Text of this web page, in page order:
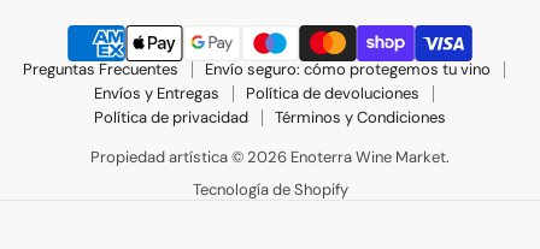
Preguntas Frecuentes
Envío seguro: cómo protegemos tu vino
Envíos y Entregas
Política de devoluciones
Política de privacidad
Términos y Condiciones
Propiedad artística © 2026 Enoterra Wine Market.
Tecnología de Shopify